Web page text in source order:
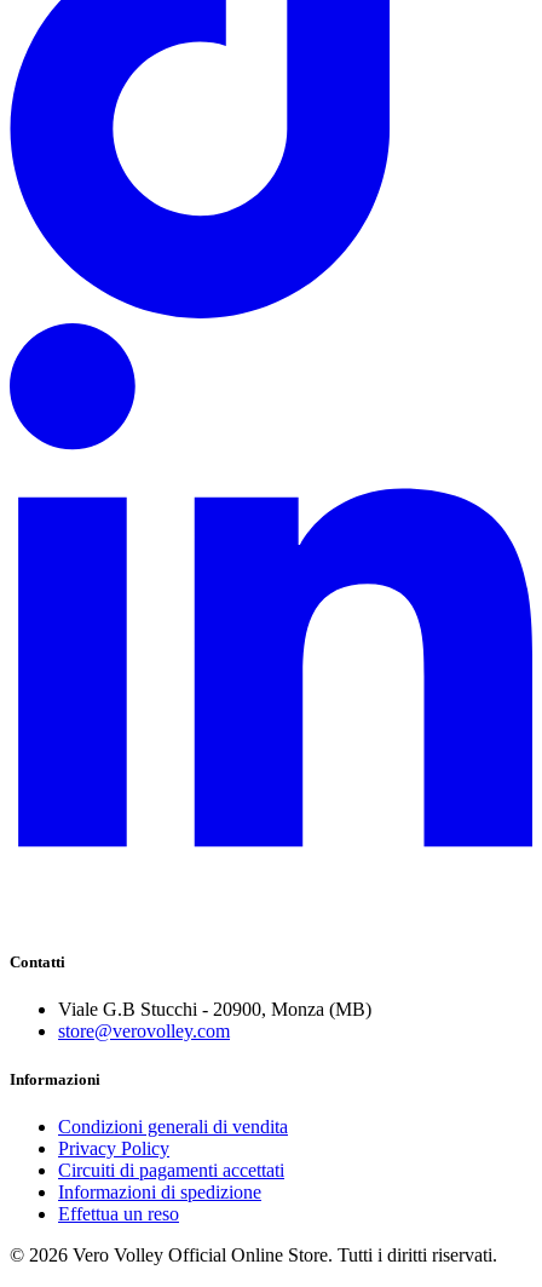
Contatti
Viale G.B Stucchi - 20900, Monza (MB)
store@verovolley.com
Informazioni
Condizioni generali di vendita
Privacy Policy
Circuiti di pagamenti accettati
Informazioni di spedizione
Effettua un reso
© 2026 Vero Volley Official Online Store. Tutti i diritti riservati.